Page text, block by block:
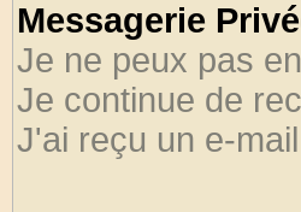
Messagerie
Je ne peux pas
Je continue de
J'ai reçu un e-